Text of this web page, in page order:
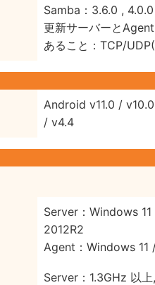
Samba：3.6.0 , 4.0.0
更新サーバーと
あること：TCP/
Android v11.0 /
/ v4.4
Server：Windows
2012R2
Agent：Windows 11
Server：1.3GHz 以